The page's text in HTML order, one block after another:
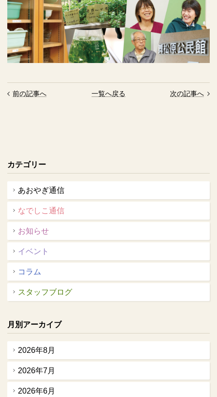
前の記事へ 一覧へ戻る 次の記事へ
カテゴリー
あおやぎ通信
なでしこ通信
お知らせ
イベント
コラム
スタッフブログ
月別アーカイブ
2026年8月
2026年7月
2026年6月